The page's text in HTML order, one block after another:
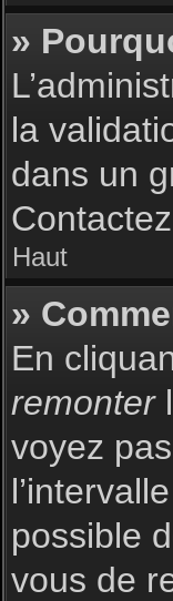
»
la
dans un
Haut
»
En
remonter
voyez
possible
vous de